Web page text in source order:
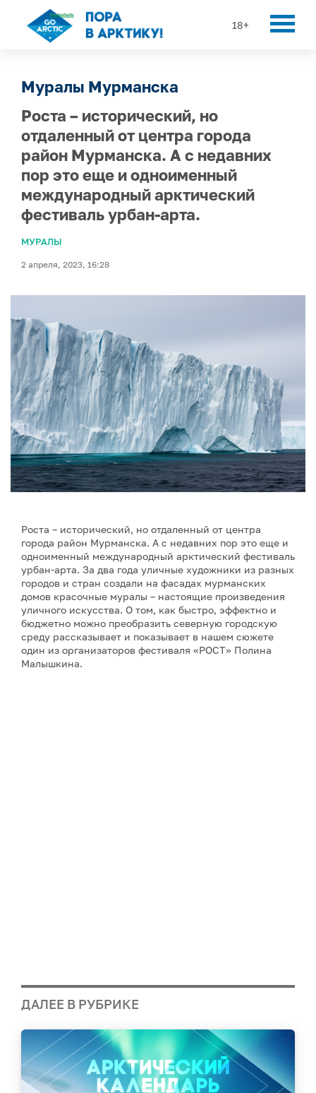
18+
Муралы Мурманска
Роста – исторический, но
отдаленный от центра города
район Мурманска. А с недавних
пор это еще и одноименный
международный арктический
фестиваль урбан-арта.
МУРАЛЫ
2 апреля, 2023, 16:28
Роста – исторический, но отдаленный от центра
города район Мурманска. А с недавних пор это еще и
одноименный международный арктический фестиваль
урбан-арта. За два года уличные художники из разных
городов и стран создали на фасадах мурманских
домов красочные муралы – настоящие произведения
уличного искусства. О том, как быстро, эффектно и
бюджетно можно преобразить северную городскую
среду рассказывает и показывает в нашем сюжете
один из организаторов фестиваля «РОСТ» Полина
Малышкина.
ДАЛЕЕ В РУБРИКЕ